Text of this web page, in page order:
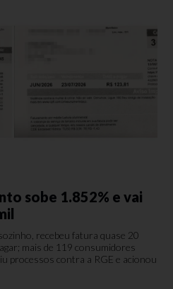
sobe 1.852% e vai
recebeu fatura quase 20
mais de 119 consumidores
processos contra a RGE e acionou